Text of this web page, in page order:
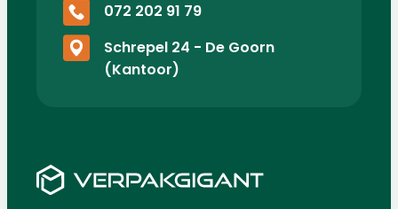
072 202 91 79
Schrepel 24 - De Goorn
(Kantoor)